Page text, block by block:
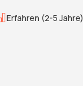
Erfahren (2-5 Jahre)